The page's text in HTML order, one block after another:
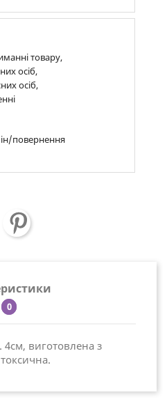
товару,
осіб,
осіб,
повернення
0
4см, виготовлена з